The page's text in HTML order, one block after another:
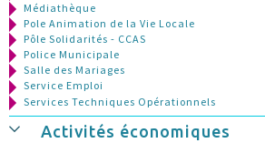
Médiathèque
Pole Animation de la Vie Locale
Pôle Solidarités - CCAS
Police Municipale
Salle des Mariages
Service Emploi
Services Techniques Opérationnels
Activités économiques